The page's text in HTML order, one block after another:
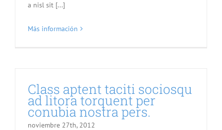
a nisl sit [...]
Más información
Class aptent taciti sociosqu
ad litora torquent per
conubia nostra pers.
noviembre 27th, 2012